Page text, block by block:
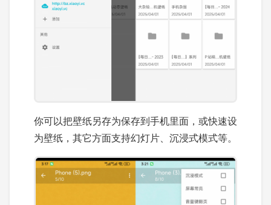
你可以把壁纸另存为保存到手机里面，或快速设
为壁纸，其它方面支持幻灯片、沉浸式模式等。